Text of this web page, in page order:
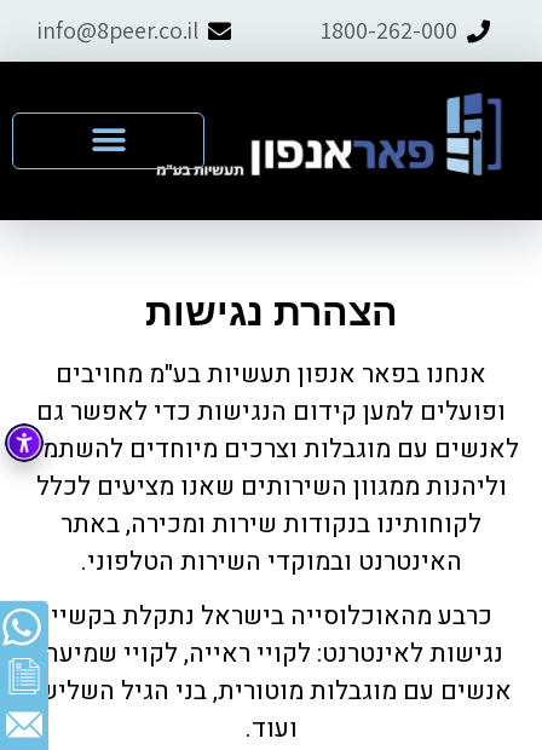
1800-262-000
info@8peer.co.il
הצהרת נגישות
אנחנו בפאר אנפון תעשיות בע"מ מחויבים
ופועלים למען קידום הנגישות כדי לאפשר גם
לאנשים עם מוגבלות וצרכים מיוחדים להשתמש
וליהנות ממגוון השירותים שאנו מציעים לכלל
לקוחותינו בנקודות שירות ומכירה, באתר
האינטרנט ובמוקדי השירות הטלפוני.
כרבע מהאוכלוסייה בישראל נתקלת בקשיי
נגישות לאינטרנט: לקויי ראייה, לקויי שמיעה,
אנשים עם מוגבלות מוטורית, בני הגיל השלישי
ועוד.